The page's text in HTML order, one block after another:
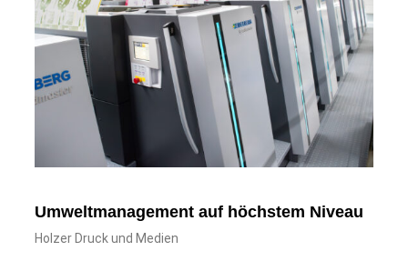
Umweltmanagement auf höchstem Niveau
Holzer Druck und Medien